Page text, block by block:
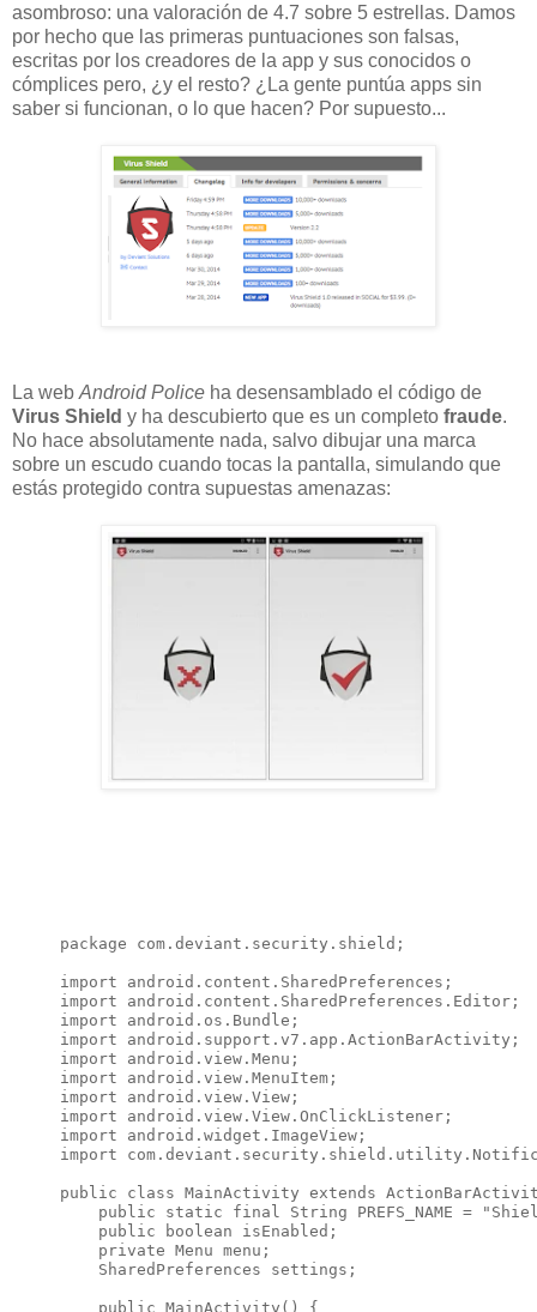
asombroso: una valoración de 4.7 sobre 5 estrellas. Damos
por hecho que las primeras puntuaciones son falsas,
escritas por los creadores de la app y sus conocidos o
cómplices pero, ¿y el resto? ¿La gente puntúa apps sin
saber si funcionan, o lo que hacen? Por supuesto...
La web Android Police ha desensamblado el código de
Virus Shield y ha descubierto que es un completo fraude.
No hace absolutamente nada, salvo dibujar una marca
sobre un escudo cuando tocas la pantalla, simulando que
estás protegido contra supuestas amenazas:
package com.deviant.security.shield;
import android.content.SharedPreferences;
import android.content.SharedPreferences.Editor;
import android.os.Bundle;
import android.support.v7.app.ActionBarActivity;
import android.view.Menu;
import android.view.MenuItem;
import android.view.View;
import android.view.View.OnClickListener;
import android.widget.ImageView;
import
public class MainActivity extends
public static final String PREFS_NAME =
    public boolean isEnabled;
    private Menu menu;
    SharedPreferences settings;
    public MainActivity() {